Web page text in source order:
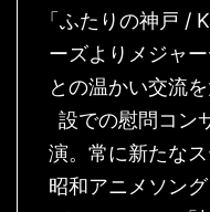
「ふたりの神戸 /
ーズよりメジャ
との温かい交流
設での慰問コン
演。常に新たな
昭和アニメソン